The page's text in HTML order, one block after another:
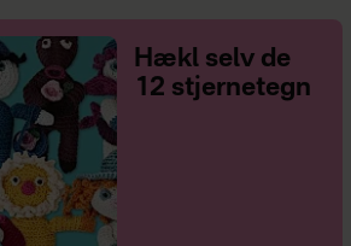
Hækl selv de
12 stjernetegn